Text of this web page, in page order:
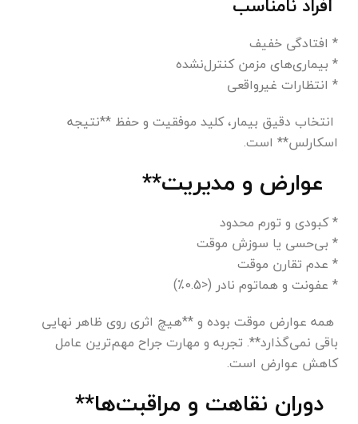
* افتادگی خفیف
* بیماری‌های مزمن کنترل‌نشده
* انتظارات غیرواقعی
انتخاب دقیق بیمار، کلید موفقیت و حفظ **نتیجه
اسکارلس** است.
عوارض و مدیریت**
* کبودی و تورم محدود
* بی‌حسی یا سوزش موقت
* عدم تقارن موقت
* عفونت و هماتوم نادر (<0.5٪)
همه عوارض موقت بوده و **هیچ اثری روی ظاهر نهایی
باقی نمی‌گذارد**. تجربه و مهارت جراح مهم‌ترین عامل
کاهش عوارض است.
دوران نقاهت و مراقبت‌ها**